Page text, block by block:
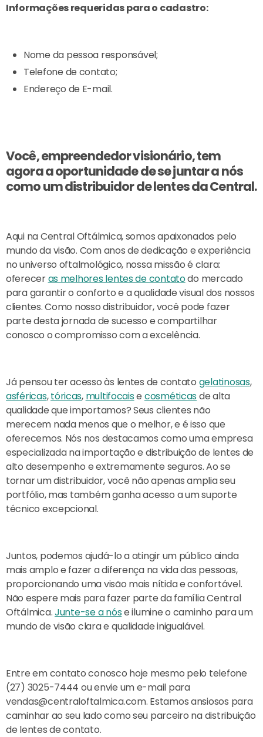
Informações requeridas para o cadastro:
Nome da pessoa responsável;
Telefone de contato;
Endereço de E-mail.
Você, empreendedor visionário, tem
agora a oportunidade de se juntar a nós
como um distribuidor de lentes da Central.
Aqui na Central Oftálmica, somos apaixonados pelo
mundo da visão. Com anos de dedicação e experiência
no universo oftalmológico, nossa missão é clara:
ofereceras melhores lentes de contatodo mercado
para garantir o conforto e a qualidade visual dos nossos
clientes. Como nosso distribuidor, você pode fazer
parte desta jornada de sucesso e compartilhar
conosco o compromisso com a excelência.
Já pensou ter acesso às lentes de contato gelatinosas,
asféricas,tóricas, multifocaise cosméticasde alta
qualidade que importamos? Seus clientes não
merecem nada menos que o melhor, e é isso que
oferecemos. Nós nos destacamos como uma empresa
especializada na importação e distribuição de lentes de
alto desempenho e extremamente seguros. Ao se
tornar um distribuidor, você não apenas amplia seu
portfólio, mas também ganha acesso a um suporte
técnico excepcional.
Juntos, podemos ajudá-lo a atingir um público ainda
mais amplo e fazer a diferença na vida das pessoas,
proporcionando uma visão mais nítida e confortável.
Não espere mais para fazer parte da família Central
Oftálmica.Junte-se a nóse ilumine o caminho para um
mundo de visão clara e qualidade inigualável.
Entre em contato conosco hoje mesmo pelo telefone
(27) 3025-7444 ou envie um e-mail para
vendas@centraloftalmica.com. Estamos ansiosos para
caminhar ao seu lado como seu parceiro na distribuição
de lentes de contato.